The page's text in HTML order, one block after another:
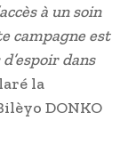
à un soin
campagne est
dans
la
DONKO